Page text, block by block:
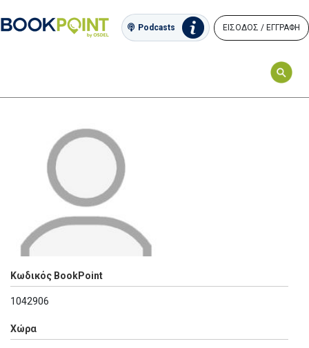
Podcasts ΕΙΣΟΔΟΣ / ΕΓΓΡΑΦΗ
Κωδικός BookPoint
1042906
Χώρα